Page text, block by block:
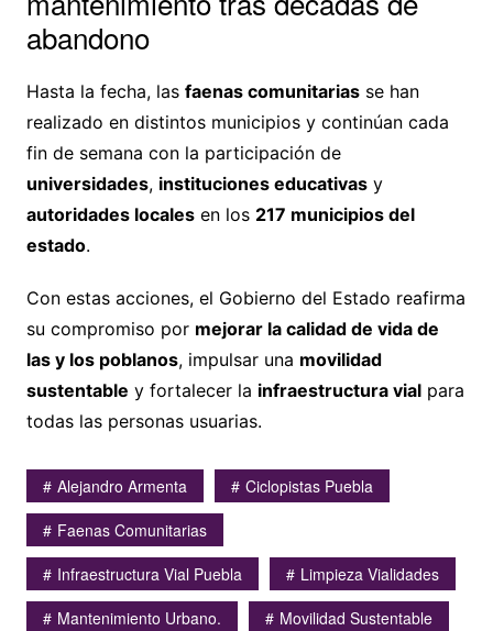
abandono
Hasta la fecha, las faenas comunitariasse han
realizado en distintos municipios y continúan cada
fin de semana con la participación de
universidades, instituciones educativasy
autoridades localesen los 217 municipios del
estado.
Con estas acciones, el Gobierno del Estado reafirma
su compromiso por mejorar la calidad de vida de
las y los poblanos, impulsar una movilidad
sustentable y fortalecer la infraestructura vialpara
todas las personas usuarias.
Alejandro Armenta
Ciclopistas Puebla
Faenas Comunitarias
Infraestructura Vial Puebla
Limpieza Vialidades
Mantenimiento Urbano.
Movilidad Sustentable